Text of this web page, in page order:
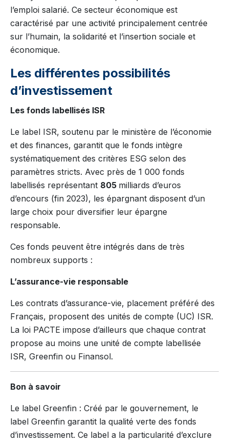
l’emploi salarié. Ce secteur économique est
caractérisé par une activité principalement centrée
sur l’humain, la solidarité et l’insertion sociale et
économique.
Les différentes possibilités
d’investissement
Les fonds labellisés ISR
Le label ISR, soutenu par le ministère de l’économie
et des finances, garantit que le fonds intègre
systématiquement des critères ESG selon des
paramètres stricts. Avec près de 1 000 fonds
labellisés représentant 805 milliards d’euros
d’encours (fin 2023), les épargnant disposent d’un
large choix pour diversifier leur épargne
responsable.
Ces fonds peuvent être intégrés dans de très
nombreux supports :
L’assurance-vie responsable
Les contrats d’assurance-vie, placement préféré des
Français, proposent des unités de compte (UC) ISR.
La loi PACTE impose d’ailleurs que chaque contrat
propose au moins une unité de compte labellisée
ISR, Greenfin ou Finansol.
Bon à savoir
Le label Greenfin : Créé par le gouvernement, le
label Greenfin garantit la qualité verte des fonds
d’investissement. Ce label a la particularité d’exclure